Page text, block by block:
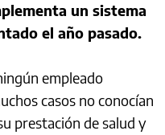
un sistema
el año pasado.
empleado
casos no conocían
prestación de salud y